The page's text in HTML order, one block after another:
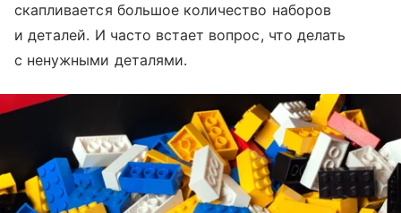
скапливается большое количество наборов
и деталей. И часто встает вопрос, что делать
с ненужными деталями.